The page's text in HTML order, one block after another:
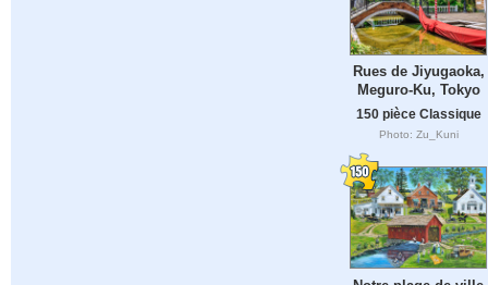
Rues de Jiyugaoka,
Meguro-Ku, Tokyo
150 pièce Classique
Photo: Zu_Kuni